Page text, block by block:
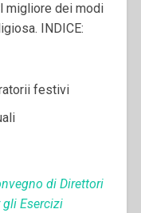
migliore dei modi
INDICE:
festivi
di Direttori
Esercizi